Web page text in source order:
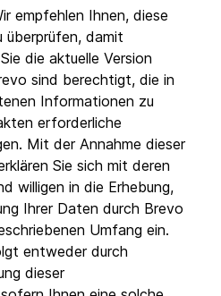
empfehlen Ihnen, diese
überprüfen, damit
die aktuelle Version
sind berechtigt, die in
Informationen zu
erforderliche
Mit der Annahme dieser
Sie sich mit deren
willigen in die Erhebung,
Ihrer Daten durch Brevo
Umfang ein.
entweder durch
dieser